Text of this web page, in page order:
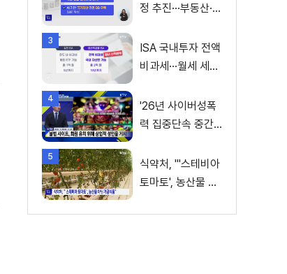
정 추진···부동산·주
3
ISA 국내투자 전액
비과세···월세 세액
4
'26년 사이버성폭
력 집중단속 중간
진계획은?
5
식약처, "'스테비아
토마토', 농산물 아